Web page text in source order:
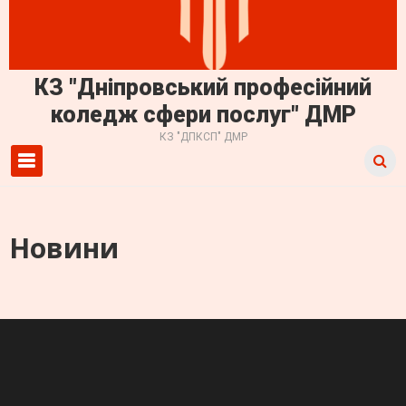
КЗ "Дніпровський професійний
коледж сфери послуг" ДМР
КЗ "ДПКСП" ДМР
Новини